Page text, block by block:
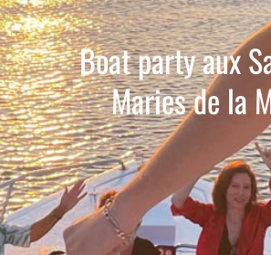
Boat party aux
Maries de la